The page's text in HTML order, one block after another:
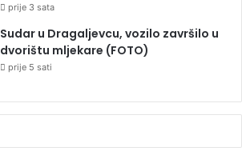
prije 3 sata
Sudar u Dragaljevcu, vozilo završilo u
dvorištu mljekare (FOTO)
prije 5 sati